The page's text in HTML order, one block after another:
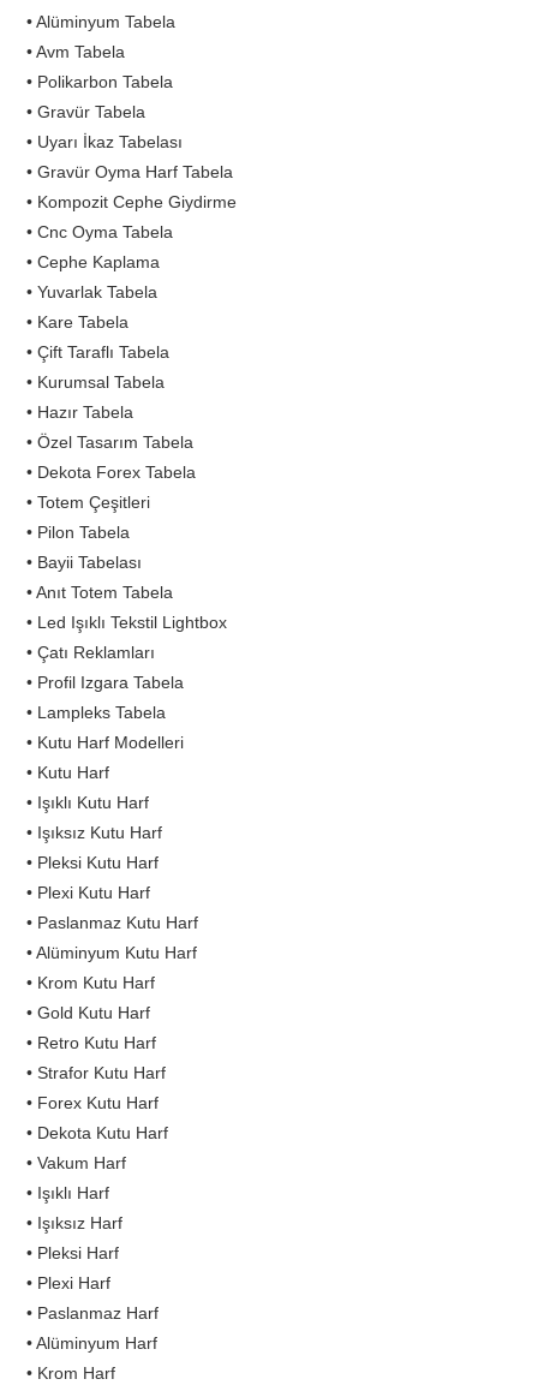
• Alüminyum Tabela
• Avm Tabela
• Polikarbon Tabela
• Gravür Tabela
• Uyarı İkaz Tabelası
• Gravür Oyma Harf Tabela
• Kompozit Cephe Giydirme
• Cnc Oyma Tabela
• Cephe Kaplama
• Yuvarlak Tabela
• Kare Tabela
• Çift Taraflı Tabela
• Kurumsal Tabela
• Hazır Tabela
• Özel Tasarım Tabela
• Dekota Forex Tabela
• Totem Çeşitleri
• Pilon Tabela
• Bayii Tabelası
• Anıt Totem Tabela
• Led Işıklı Tekstil Lightbox
• Çatı Reklamları
• Profil Izgara Tabela
• Lampleks Tabela
• Kutu Harf Modelleri
• Kutu Harf
• Işıklı Kutu Harf
• Işıksız Kutu Harf
• Pleksi Kutu Harf
• Plexi Kutu Harf
• Paslanmaz Kutu Harf
• Alüminyum Kutu Harf
• Krom Kutu Harf
• Gold Kutu Harf
• Retro Kutu Harf
• Strafor Kutu Harf
• Forex Kutu Harf
• Dekota Kutu Harf
• Vakum Harf
• Işıklı Harf
• Işıksız Harf
• Pleksi Harf
• Plexi Harf
• Paslanmaz Harf
• Alüminyum Harf
• Krom Harf